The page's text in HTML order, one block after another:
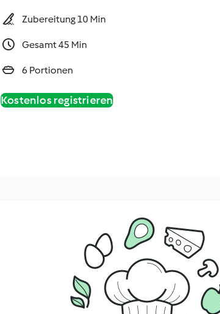
Zubereitung 10 Min
Gesamt 45 Min
6 Portionen
Kostenlos registrieren